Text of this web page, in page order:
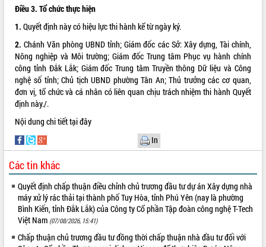
Tập huấn ứng dụng trí tuệ nhân tạo (AI)
trong thương mại điện tử năm 2026
trao đổi thông tin trước Kỳ họp thứ
nhất, Quốc hội khóa XVI
Quyết liệt cải cách hành chính, khơi
thông nguồn lực phát triển
Nâng cao hiệu lực, hiệu quả HĐND
Xã Ea Phê gắn cải cách hành chính với
chuyển đổi số
Phó Chủ tịch Thường trực UBND tỉnh
Hồ Thị Nguyên Thảo làm việc tại Trung
tâm Phục vụ hành chính công xã Ea
Phê
Xây dựng nền hành chính số đồng
hành cùng nông dân dân, doanh nghiệp
Giai đoạn 2026-2030, Đắk Lắk phấn
đấu có 77% xã đạt chuẩn nông thôn
Điều 3. Tổ chức thực hiện
1. Quyết định này có hiệu lực thi hành kể từ ngày ký.
2. Chánh Văn phòng UBND tỉnh; Giám đốc các Sở: Xây dựng, Tài chính,
Nông nghiệp và Môi trường; Giám đốc Trung tâm Phục vụ hành chính
công tỉnh Đắk Lắk; Giám đốc Trung tâm Truyền thông Dữ liệu và Công
nghệ số tỉnh; Chủ tịch UBND phường Tân An; Thủ trưởng các cơ quan,
đơn vị, tổ chức và cá nhân có liên quan chịu trách nhiệm thi hành Quyết
định này./.
Nội dung chi tiếttại đây
In
Các tin khác
Quyết định chấp thuận điều chỉnh chủ trương đầu tư dự án Xây dựng nhà
máy xử lý rác thải tại thành phố Tuy Hòa, tỉnh Phú Yên (nay là phường
Bình Kiến, tỉnh Đắk Lắk) của Công ty Cổ phần Tập đoàn công nghệ T-Tech
Việt Nam (07/08/2026, 15:41)
Chấp thuận chủ trương đầu tư đồng thời chấp thuận nhà đầu tư đối với